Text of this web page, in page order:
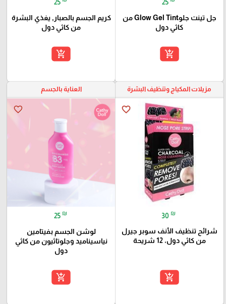
25
جل تينت جلوGlow Gel Tint من
كاثي دول
add_shopping_cart
25
كريم الجسم بالصبار, يغذي البشرة
من كاثي دول
add_shopping_cart
مزيلات المكياج وتنظيف البشرة
favorite_border
30 ₪
شرائح تنظيف الأنف سوبر جيرل
من كاثي دول، 12 شريحة
add_shopping_cart
العناية بالجسم
favorite_border
25 ₪
لوشن الجسم بفيتامين
نياسيناميد وجلوتاثيون من كاثي
دول
add_shopping_cart